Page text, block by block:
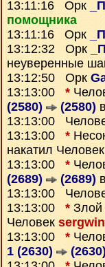
13:11:16 Орк
помощника
13:11:16 Орк
13:12:32 Орк
неуверенные
13:12:50 Орк
13:13:00 *
(2580)
(2580)
13:13:00
13:13:00 *
накатил Человек
13:13:00 *
(2689)
(2689)
13:13:00
13:13:00 * Злой
Человек
13:13:00 *
1 (2630)